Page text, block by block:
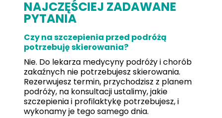
NAJCZĘŚCIEJ ZADAWANE
PYTANIA
Czy na szczepienia przed podróżą
potrzebuję skierowania?
Nie. Do lekarza medycyny podróży i chorób
zakaźnych nie potrzebujesz skierowania.
Rezerwujesz termin, przychodzisz z planem
podróży, na konsultacji ustalimy, jakie
szczepienia i profilaktykę potrzebujesz, i
wykonamy je tego samego dnia.